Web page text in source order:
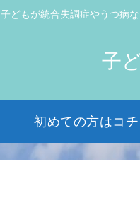
子どもが統合失調症やうつ病
子